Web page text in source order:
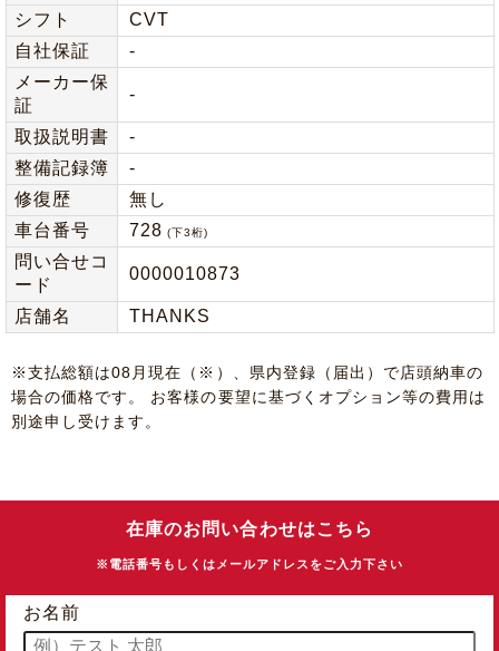
シフト
CVT
自社保証
-
メーカー保
証
-
取扱説明書
-
整備記録簿
-
修復歴
無し
車台番号
728 (下3桁)
問い合せコ
ード
0000010873
店舗名 THANKS
※⽀払総額は08⽉現在（※）、県内登録（届出）で店頭納⾞の
場合の価格です。 お客様の要望に基づくオプション等の費⽤は
別途申し受けます。
在庫のお問い合わせはこちら
※電話番号もしくはメールアドレスをご入力下さい
お名前